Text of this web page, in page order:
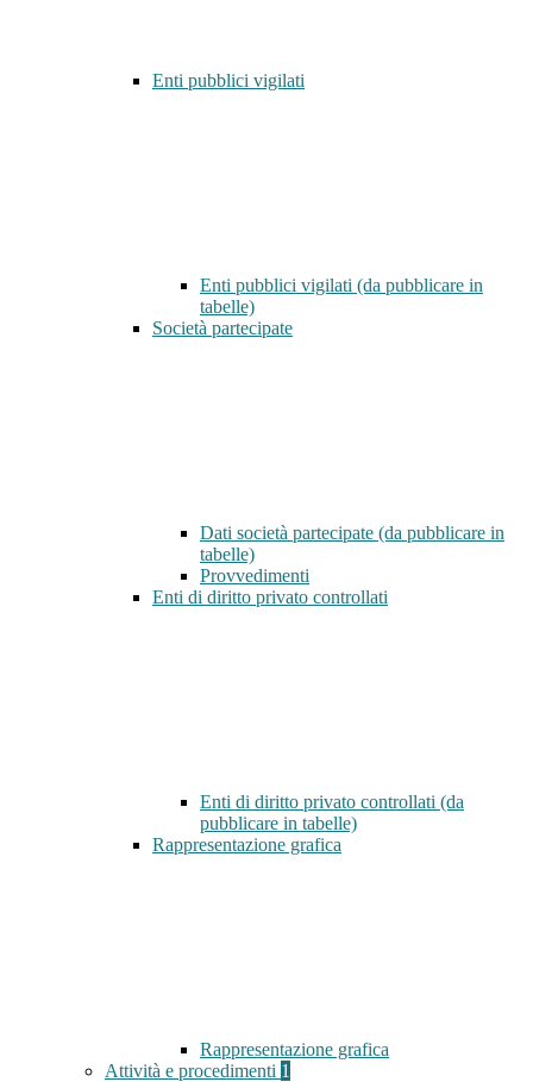
Enti pubblici vigilati
Enti pubblici vigilati (da pubblicare in
tabelle)
Società partecipate
Dati società partecipate (da pubblicare in
tabelle)
Provvedimenti
Enti di diritto privato controllati
Enti di diritto privato controllati (da
pubblicare in tabelle)
Rappresentazione grafica
Rappresentazione grafica
Attività e procedimenti 1